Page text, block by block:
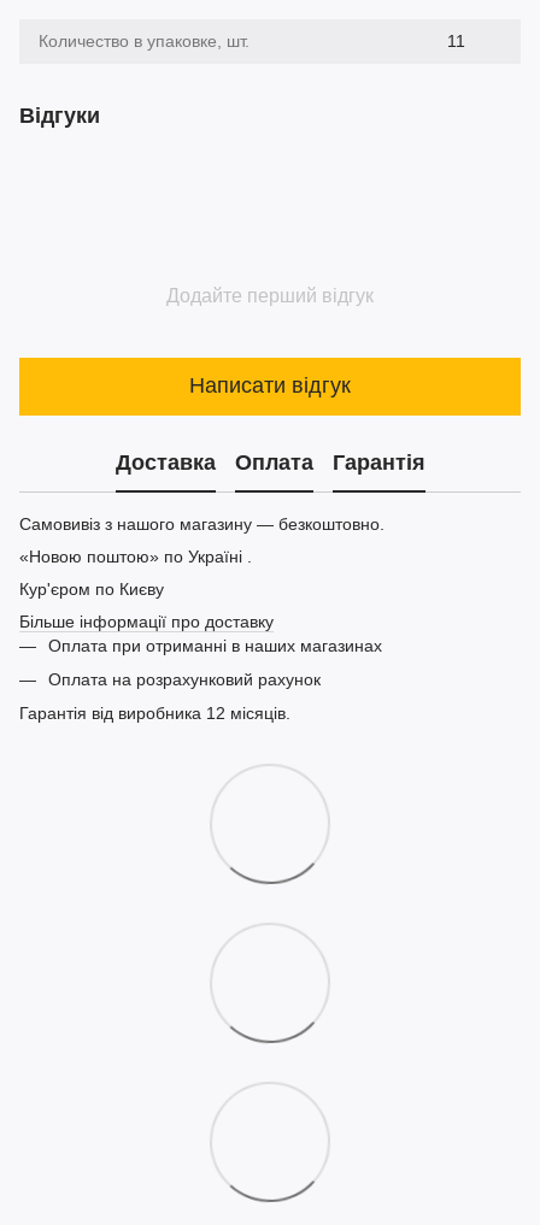
Количество в упаковке, шт. 11
Відгуки
Додайте перший відгук
Написати відгук
Доставка Оплата Гарантія
Самовивіз з нашого магазину — безкоштовно.
«Новою поштою» по Україні .
Кур'єром по Києву
Більше інформації про доставку
Оплата при отриманні в наших магазинах
Оплата на розрахунковий рахунок
Гарантія від виробника 12 місяців.